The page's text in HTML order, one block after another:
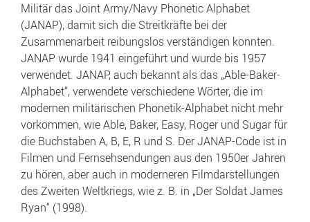
Militär das Joint Army/Navy Phonetic Alphabet
(JANAP), damit sich die Streitkräfte bei der
Zusammenarbeit reibungslos verständigen konnten.
JANAP wurde 1941 eingeführt und wurde bis 1957
verwendet. JANAP, auch bekannt als das „Able-Baker-
Alphabet“, verwendete verschiedene Wörter, die im
modernen militärischen Phonetik-Alphabet nicht mehr
vorkommen, wie Able, Baker, Easy, Roger und Sugar für
die Buchstaben A, B, E, R und S. Der JANAP-Code ist in
Filmen und Fernsehsendungen aus den 1950er Jahren
zu hören, aber auch in moderneren Filmdarstellungen
des Zweiten Weltkriegs, wie z. B. in „Der Soldat James
Ryan“ (1998).